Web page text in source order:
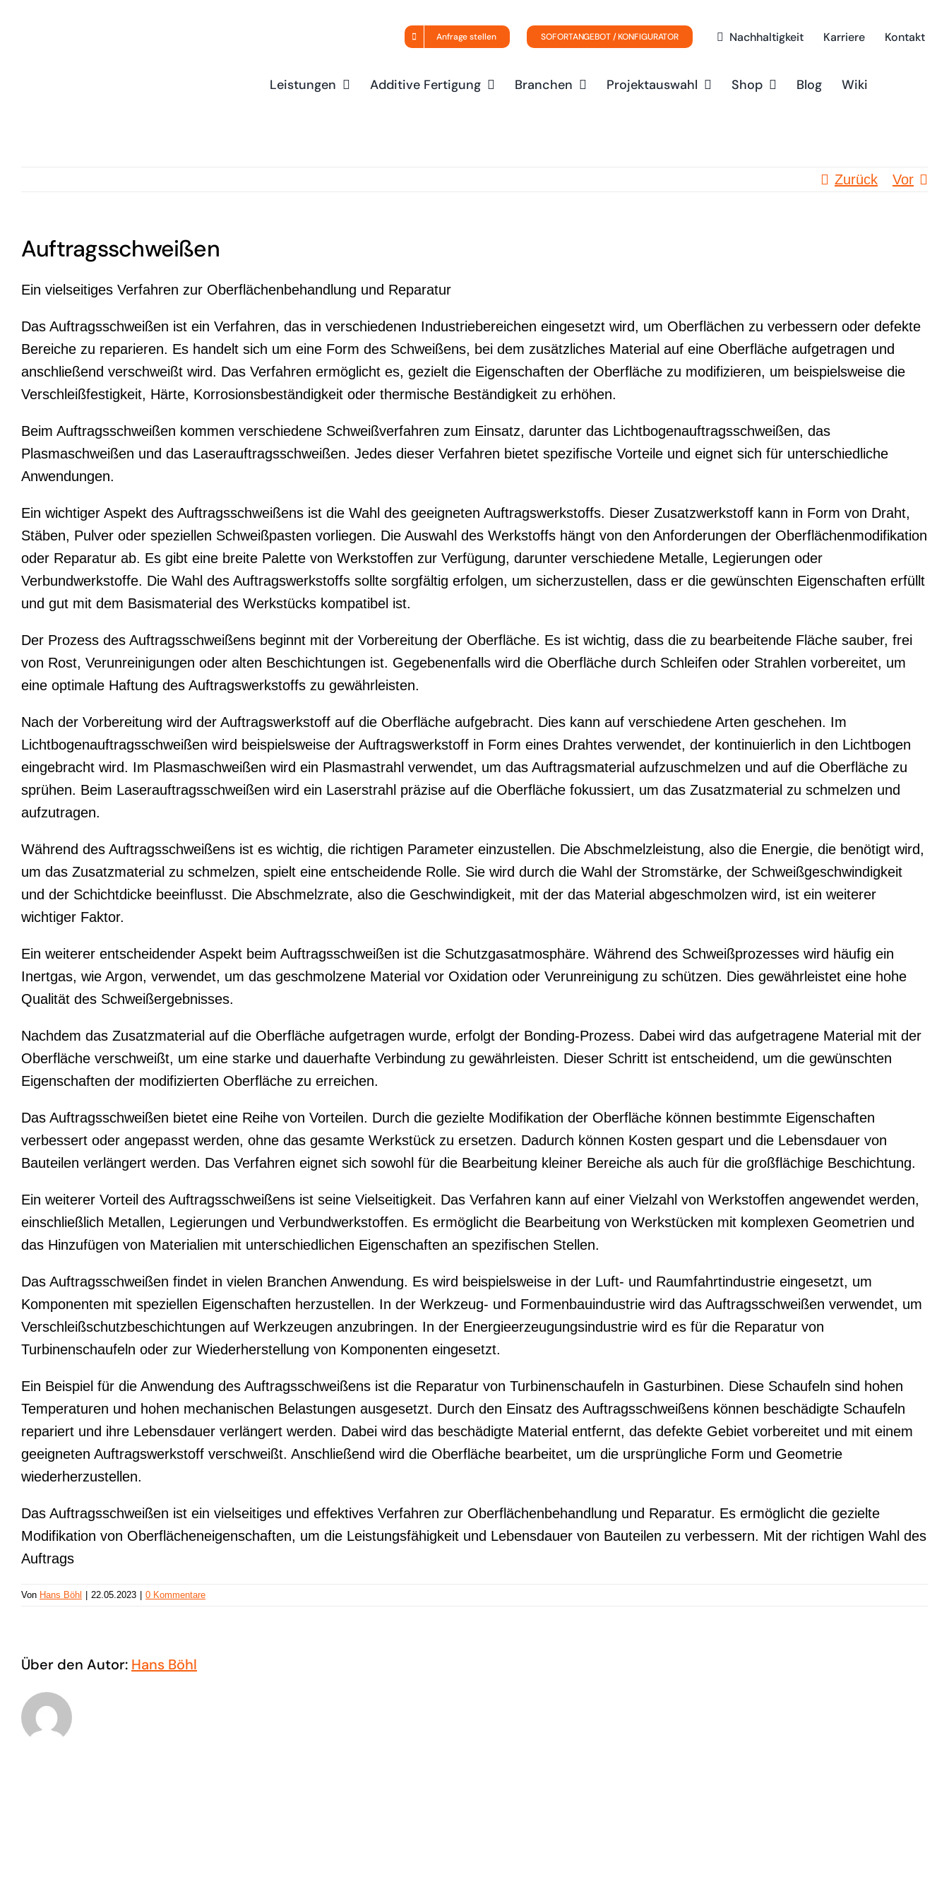
Anfrage stellen SOFORTANGEBOT / KONFIGURATOR Nachhaltigkeit Karriere Kontakt
Leistungen Additive Fertigung Branchen Projektauswahl Shop Blog Wiki
Zurück Vor
Auftragsschweißen
Ein vielseitiges Verfahren zur Oberflächenbehandlung und Reparatur
Das Auftragsschweißen ist ein Verfahren, das in verschiedenen Industriebereichen eingesetzt wird, um Oberflächen zu verbessern oder defekte
Bereiche zu reparieren. Es handelt sich um eine Form des Schweißens, bei dem zusätzliches Material auf eine Oberfläche aufgetragen und
anschließend verschweißt wird. Das Verfahren ermöglicht es, gezielt die Eigenschaften der Oberfläche zu modifizieren, um beispielsweise die
Verschleißfestigkeit, Härte, Korrosionsbeständigkeit oder thermische Beständigkeit zu erhöhen.
Beim Auftragsschweißen kommen verschiedene Schweißverfahren zum Einsatz, darunter das Lichtbogenauftragsschweißen, das
Plasmaschweißen und das Laserauftragsschweißen. Jedes dieser Verfahren bietet spezifische Vorteile und eignet sich für unterschiedliche
Anwendungen.
Ein wichtiger Aspekt des Auftragsschweißens ist die Wahl des geeigneten Auftragswerkstoffs. Dieser Zusatzwerkstoff kann in Form von Draht,
Stäben, Pulver oder speziellen Schweißpasten vorliegen. Die Auswahl des Werkstoffs hängt von den Anforderungen der Oberflächenmodifikation
oder Reparatur ab. Es gibt eine breite Palette von Werkstoffen zur Verfügung, darunter verschiedene Metalle, Legierungen oder
Verbundwerkstoffe. Die Wahl des Auftragswerkstoffs sollte sorgfältig erfolgen, um sicherzustellen, dass er die gewünschten Eigenschaften erfüllt
und gut mit dem Basismaterial des Werkstücks kompatibel ist.
Der Prozess des Auftragsschweißens beginnt mit der Vorbereitung der Oberfläche. Es ist wichtig, dass die zu bearbeitende Fläche sauber, frei
von Rost, Verunreinigungen oder alten Beschichtungen ist. Gegebenenfalls wird die Oberfläche durch Schleifen oder Strahlen vorbereitet, um
eine optimale Haftung des Auftragswerkstoffs zu gewährleisten.
Nach der Vorbereitung wird der Auftragswerkstoff auf die Oberfläche aufgebracht. Dies kann auf verschiedene Arten geschehen. Im
Lichtbogenauftragsschweißen wird beispielsweise der Auftragswerkstoff in Form eines Drahtes verwendet, der kontinuierlich in den Lichtbogen
eingebracht wird. Im Plasmaschweißen wird ein Plasmastrahl verwendet, um das Auftragsmaterial aufzuschmelzen und auf die Oberfläche zu
sprühen. Beim Laserauftragsschweißen wird ein Laserstrahl präzise auf die Oberfläche fokussiert, um das Zusatzmaterial zu schmelzen und
aufzutragen.
Während des Auftragsschweißens ist es wichtig, die richtigen Parameter einzustellen. Die Abschmelzleistung, also die Energie, die benötigt wird,
um das Zusatzmaterial zu schmelzen, spielt eine entscheidende Rolle. Sie wird durch die Wahl der Stromstärke, der Schweißgeschwindigkeit
und der Schichtdicke beeinflusst. Die Abschmelzrate, also die Geschwindigkeit, mit der das Material abgeschmolzen wird, ist ein weiterer
wichtiger Faktor.
Ein weiterer entscheidender Aspekt beim Auftragsschweißen ist die Schutzgasatmosphäre. Während des Schweißprozesses wird häufig ein
Inertgas, wie Argon, verwendet, um das geschmolzene Material vor Oxidation oder Verunreinigung zu schützen. Dies gewährleistet eine hohe
Qualität des Schweißergebnisses.
Nachdem das Zusatzmaterial auf die Oberfläche aufgetragen wurde, erfolgt der Bonding-Prozess. Dabei wird das aufgetragene Material mit der
Oberfläche verschweißt, um eine starke und dauerhafte Verbindung zu gewährleisten. Dieser Schritt ist entscheidend, um die gewünschten
Eigenschaften der modifizierten Oberfläche zu erreichen.
Das Auftragsschweißen bietet eine Reihe von Vorteilen. Durch die gezielte Modifikation der Oberfläche können bestimmte Eigenschaften
verbessert oder angepasst werden, ohne das gesamte Werkstück zu ersetzen. Dadurch können Kosten gespart und die Lebensdauer von
Bauteilen verlängert werden. Das Verfahren eignet sich sowohl für die Bearbeitung kleiner Bereiche als auch für die großflächige Beschichtung.
Ein weiterer Vorteil des Auftragsschweißens ist seine Vielseitigkeit. Das Verfahren kann auf einer Vielzahl von Werkstoffen angewendet werden,
einschließlich Metallen, Legierungen und Verbundwerkstoffen. Es ermöglicht die Bearbeitung von Werkstücken mit komplexen Geometrien und
das Hinzufügen von Materialien mit unterschiedlichen Eigenschaften an spezifischen Stellen.
Das Auftragsschweißen findet in vielen Branchen Anwendung. Es wird beispielsweise in der Luft- und Raumfahrtindustrie eingesetzt, um
Komponenten mit speziellen Eigenschaften herzustellen. In der Werkzeug- und Formenbauindustrie wird das Auftragsschweißen verwendet, um
Verschleißschutzbeschichtungen auf Werkzeugen anzubringen. In der Energieerzeugungsindustrie wird es für die Reparatur von
Turbinenschaufeln oder zur Wiederherstellung von Komponenten eingesetzt.
Ein Beispiel für die Anwendung des Auftragsschweißens ist die Reparatur von Turbinenschaufeln in Gasturbinen. Diese Schaufeln sind hohen
Temperaturen und hohen mechanischen Belastungen ausgesetzt. Durch den Einsatz des Auftragsschweißens können beschädigte Schaufeln
repariert und ihre Lebensdauer verlängert werden. Dabei wird das beschädigte Material entfernt, das defekte Gebiet vorbereitet und mit einem
geeigneten Auftragswerkstoff verschweißt. Anschließend wird die Oberfläche bearbeitet, um die ursprüngliche Form und Geometrie
wiederherzustellen.
Das Auftragsschweißen ist ein vielseitiges und effektives Verfahren zur Oberflächenbehandlung und Reparatur. Es ermöglicht die gezielte
Modifikation von Oberflächeneigenschaften, um die Leistungsfähigkeit und Lebensdauer von Bauteilen zu verbessern. Mit der richtigen Wahl des
Auftrags
Von Hans Böhl 22.05.2023 0 Kommentare
Über den Autor: Hans Böhl